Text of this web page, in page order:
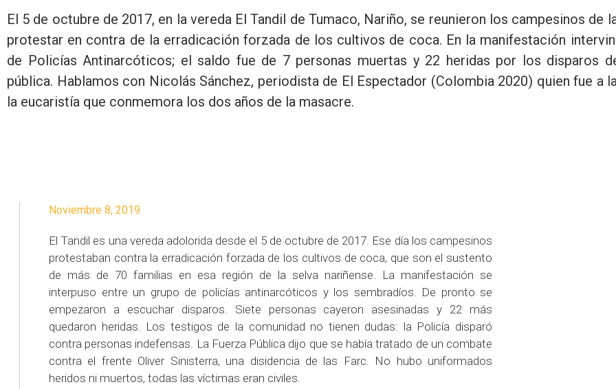
El 5 de octubre de 2017, en la vereda El Tandil de Tumaco, Nariño, se reunieron los campesinos de
protestar en contra de la erradicación forzada de los cultivos de coca. En la manifestación
de Policías Antinarcóticos; el saldo fue de 7 personas muertas y 22 heridas por los disparos
pública. Hablamos con Nicolás Sánchez, periodista de El Espectador (Colombia 2020) quien fue a
la eucaristía que conmemora los dos años de la masacre.
Noviembre 8, 2019
El Tandil es una vereda adolorida desde el 5 de octubre de 2017. Ese día los campesinos
protestaban contra la erradicación forzada de los cultivos de coca, que son el sustento
de más de 70 familias en esa región de la selva nariñense. La manifestación se
interpuso entre un grupo de policías antinarcóticos y los sembradíos. De pronto se
empezaron a escuchar disparos. Siete personas cayeron asesinadas y 22 más
quedaron heridas. Los testigos de la comunidad no tienen dudas: la Policía disparó
contra personas indefensas. La Fuerza Pública dijo que se había tratado de un combate
contra el frente Oliver Sinisterra, una disidencia de las Farc. No hubo uniformados
heridos ni muertos, todas las víctimas eran civiles.